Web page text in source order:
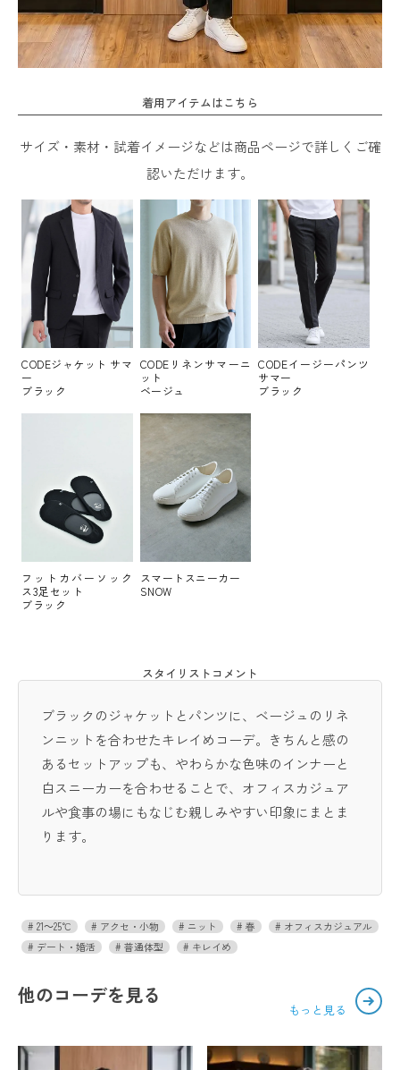
着用アイテムはこちら
サイズ・素材・試着イメージなどは商品ページで詳しくご確
認いただけます。
CODEジャケット サマ
ー
ブラック
CODEリネンサマーニ
ット
ベージュ
CODEイージーパンツ
サマー
ブラック
フットカバーソック
ス3足セット
ブラック
スマートスニーカー
SNOW
スタイリストコメント
ブラックのジャケットとパンツに、ベージュのリネ
ンニットを合わせたキレイめコーデ。きちんと感の
あるセットアップも、やわらかな色味のインナーと
白スニーカーを合わせることで、オフィスカジュア
ルや食事の場にもなじむ親しみやすい印象にまとま
ります。
21～25℃ アクセ・小物 ニット 春
オフィスカジュアル
デート・婚活
普通体型 キレイめ
他のコーデを見る
もっと見る